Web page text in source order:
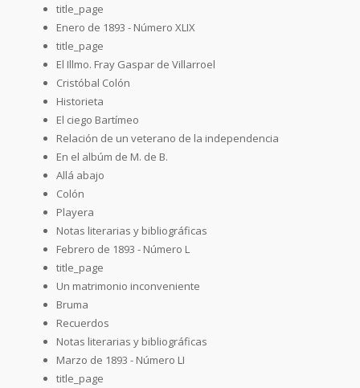
title_page
Enero de 1893 - Número XLIX
title_page
El Illmo. Fray Gaspar de Villarroel
Cristóbal Colón
Historieta
El ciego Bartímeo
Relación de un veterano de la independencia
En el albúm de M. de B.
Allá abajo
Colón
Playera
Notas literarias y bibliográficas
Febrero de 1893 - Número L
title_page
Un matrimonio inconveniente
Bruma
Recuerdos
Notas literarias y bibliográficas
Marzo de 1893 - Número LI
title_page